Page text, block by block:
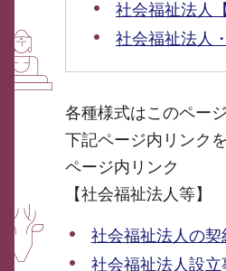
社会福祉法人
社会福祉法人
各種様式はこのペー
下記ページ内リンク
ページ内リンク
【社会福祉法人等】
社会福祉法人の契
社会福祉法人設立